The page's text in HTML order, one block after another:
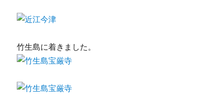
竹生島に着きました。